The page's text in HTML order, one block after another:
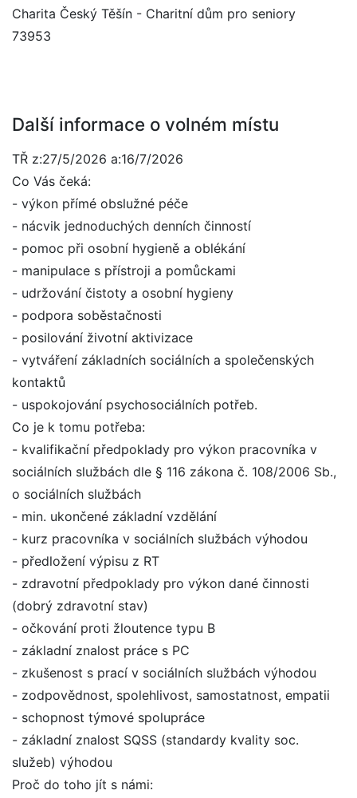
Charita Český Těšín - Charitní dům pro seniory
73953
Další informace o volném místu
TŘ z:27/5/2026 a:16/7/2026
Co Vás čeká:
- výkon přímé obslužné péče
- nácvik jednoduchých denních činností
- pomoc při osobní hygieně a oblékání
- manipulace s přístroji a pomůckami
- udržování čistoty a osobní hygieny
- podpora soběstačnosti
- posilování životní aktivizace
- vytváření základních sociálních a společenských
kontaktů
- uspokojování psychosociálních potřeb.
Co je k tomu potřeba:
- kvalifikační předpoklady pro výkon pracovníka v
sociálních službách dle § 116 zákona č. 108/2006 Sb.,
o sociálních službách
- min. ukončené základní vzdělání
- kurz pracovníka v sociálních službách výhodou
- předložení výpisu z RT
- zdravotní předpoklady pro výkon dané činnosti
(dobrý zdravotní stav)
- očkování proti žloutence typu B
- základní znalost práce s PC
- zkušenost s prací v sociálních službách výhodou
- zodpovědnost, spolehlivost, samostatnost, empatii
- schopnost týmové spolupráce
- základní znalost SQSS (standardy kvality soc.
služeb) výhodou
Proč do toho jít s námi: